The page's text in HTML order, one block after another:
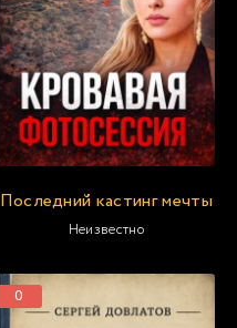
Последний кастинг мечты
Неизвестно
0